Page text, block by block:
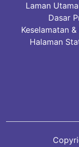
Laman Utama
Dasar
Keselamatan
Halaman